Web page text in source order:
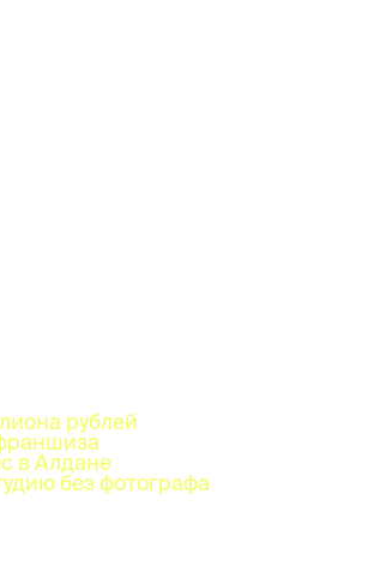
рублей
в Алдане
без фотографа